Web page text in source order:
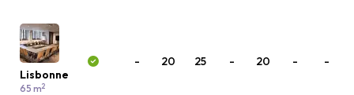
Lisbonne
65 m2
- 20 25 - 20 - -